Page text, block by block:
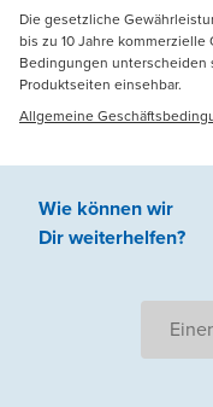
Die gesetzliche
bis zu 10 Jahre
Bedingungen unterscheiden
Produktseiten einsehbar.
Allgemeine
Wie können wir
Dir weiterhelfen?